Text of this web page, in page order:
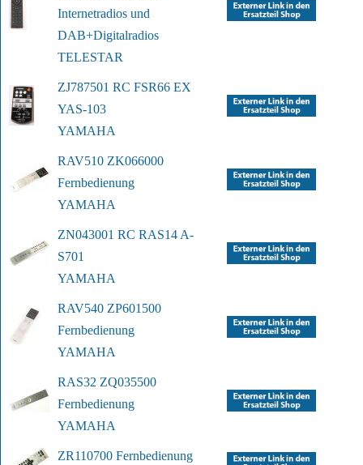
Internetradios und
DAB+Digitalradios
TELESTAR
ZJ787501 RC FSR66 EX
YAS-103
YAMAHA
RAV510 ZK066000
Fernbedienung
YAMAHA
ZN043001 RC RAS14 A-
S701
YAMAHA
RAV540 ZP601500
Fernbedienung
YAMAHA
RAS32 ZQ035500
Fernbedienung
YAMAHA
ZR110700 Fernbedienung